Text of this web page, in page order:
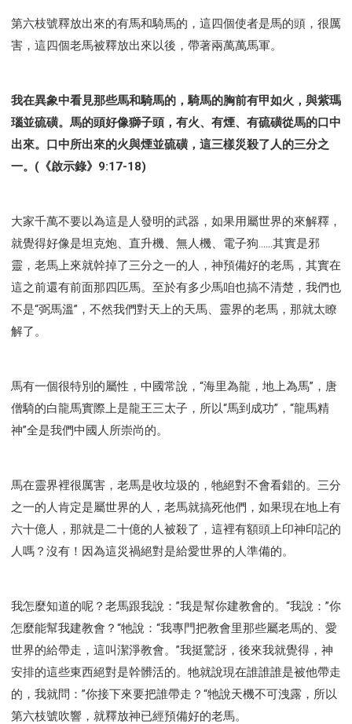
第六枝號釋放出來的有馬和騎馬的，這四個使者是馬的頭，很厲
害，這四個老馬被釋放出來以後，帶著兩萬萬馬軍。
我在異象中看見那些馬和騎馬的，騎馬的胸前有甲如火，與紫瑪
瑙並硫磺。馬的頭好像獅子頭，有火、有煙、有硫磺從馬的口中
出來。口中所出來的火與煙並硫磺，這三樣災殺了人的三分之
一。(《啟示錄》9:17-18)
大家千萬不要以為這是人發明的武器，如果用屬世界的來解釋，
就覺得好像是坦克炮、直升機、無人機、電子狗……其實是邪
靈，老馬上來就幹掉了三分之一的人，神預備好的老馬，其實在
這之前還有前面那四匹馬。至於有多少馬咱也搞不清楚，我們也
不是“弼馬溫”，不然我們對天上的天馬、靈界的老馬，那就太瞭
解了。
馬有一個很特別的屬性，中國常說，“海里為龍，地上為馬”，唐
僧騎的白龍馬實際上是龍王三太子，所以“馬到成功”，“龍馬精
神”全是我們中國人所崇尚的。
馬在靈界裡很厲害，老馬是收垃圾的，牠絕對不會看錯的。三分
之一的人肯定是屬世界的人，老馬就搞死他們，如果現在地上有
六十億人，那就是二十億的人被殺了，這裡有額頭上印神印記的
人嗎？沒有！因為這災禍絕對是給愛世界的人準備的。
我怎麼知道的呢？老馬跟我說：”我是幫你建教會的。“我說：”你
怎麼能幫我建教會？“牠說：“我專門把教會里那些屬老馬的、愛
世界的給帶走，這叫潔淨教會。”我挺驚訝，後來我就覺得，神
安排的這些東西絕對是幹髒活的。牠就說現在誰誰誰是被他帶走
的，我就問：”你接下來要把誰帶走？“牠說天機不可洩露，所以
第六枝號吹響，就釋放神已經預備好的老馬。